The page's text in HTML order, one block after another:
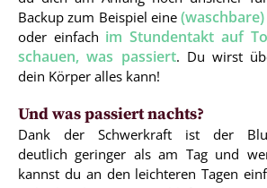
Backup zum Beispiel eine
oder einfach im Stundentakt auf
schauen, was passiert. Du wirst
dein Körper alles kann!
Und was passiert nachts?
Dank der Schwerkraft ist der
deutlich geringer als am Tag und
kannst du an den leichteren Tagen